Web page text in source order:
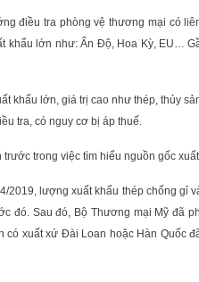
điều tra phòng vệ thương mại có
khẩu lớn như: Ấn Độ, Hoa Kỳ, EU…
khẩu lớn, giá trị cao như thép, thủy
tra, có nguy cơ bị áp thuế.
trong việc tìm hiểu nguồn gốc
2019, lượng xuất khẩu thép chống gỉ
đó. Sau đó, Bộ Thương mại Mỹ đã
có xuất xứ Đài Loan hoặc Hàn Quốc